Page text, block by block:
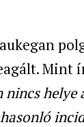
Mint
nincs